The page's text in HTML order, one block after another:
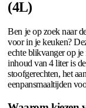
(4L)
Ben je op zoek naar
voor in je keuken?
echte blikvanger op
inhoud van 4 liter is
stoofgerechten, het
eenpansmaaltijden